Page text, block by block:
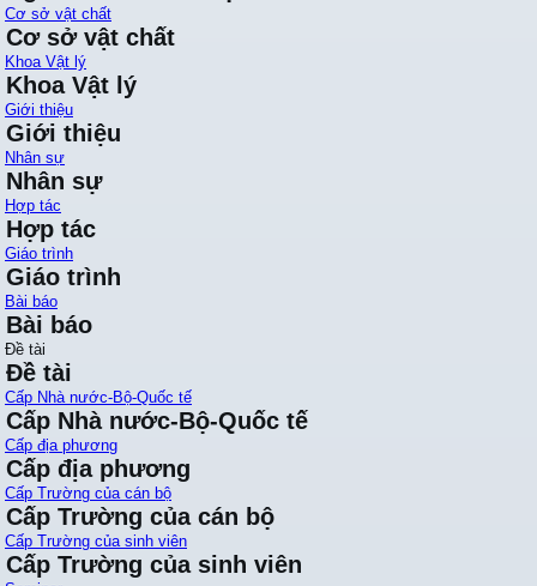
Cơ sở vật chất
Cơ sở vật chất
Khoa Vật lý
Khoa Vật lý
Giới thiệu
Giới thiệu
Nhân sự
Nhân sự
Hợp tác
Hợp tác
Giáo trình
Giáo trình
Bài báo
Bài báo
Đề tài
Đề tài
Cấp Nhà nước-Bộ-Quốc tế
Cấp Nhà nước-Bộ-Quốc tế
Cấp địa phương
Cấp địa phương
Cấp Trường của cán bộ
Cấp Trường của cán bộ
Cấp Trường của sinh viên
Cấp Trường của sinh viên